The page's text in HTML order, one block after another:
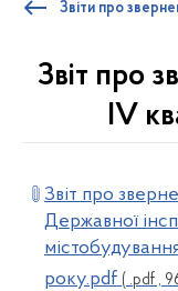
Звіти про
Звіт про
IV
Звіт про
Державної
року.pdf ( .pdf ,